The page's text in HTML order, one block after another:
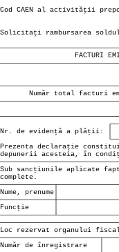
Cod CAEN al activităţii
Solicitaţi rambursarea
│
│       Număr total facturi
Nr. de evidenţă a plăţii: │
Prezenta declaraţie
depunerii acesteia, în
Sub sancţiunile aplicate
complete.
│Nume, prenume│
│Funcţie      │
Loc rezervat organului
│Număr de înregistrare   │